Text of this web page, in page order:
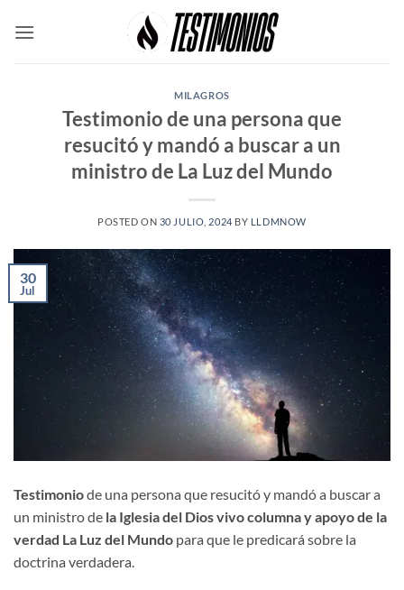
MILAGROS
Testimonio de una persona que
resucitó y mandó a buscar a un
ministro de La Luz del Mundo
POSTED ON 30 JULIO, 2024 BY LLDMNOW
30
Jul
Testimoniode una persona que resucitó y mandó a buscar a
un ministro de la Iglesia del Dios vivo columna y apoyo de la
verdad La Luz del Mundo para que le predicará sobre la
doctrina verdadera.